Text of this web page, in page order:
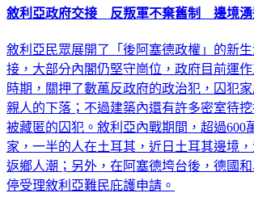
敘利亞政府交接 反叛軍不棄舊制 邊境湧
敘利亞民眾展開了「後阿塞德政權」的新
接，大部分內閣仍堅守崗位，政府目前運
時期，關押了數萬反政府的政治犯，囚犯
親人的下落；不過建築內還有許多密室待
被藏匿的囚犯。敘利亞內戰期間，超過600
家，一半的人在土耳其，近日土耳其邊境
返鄉人潮；另外，在阿塞德垮台後，德國
停受理敘利亞難民庇護申請。